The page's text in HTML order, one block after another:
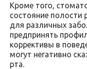
Кроме того,
состояние полости
для различных
предпринять
коррективы в
могут негативно
рта.